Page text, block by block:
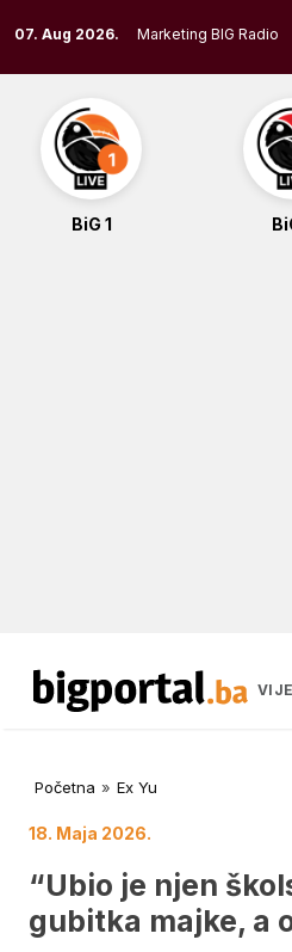
to
content
07. Aug 2026. Marketing BIG Radio
BiG 1
Početna » Ex Yu
18. Maja 2026.
“Ubio je njen
gubitka majke, a